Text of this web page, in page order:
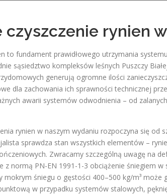
czyszczenie rynien
to fundament prawidłowego utrzymania
sąsiedztwo kompleksów leśnych Puszczy
generują ogromne ilości
dla zachowania ich sprawności technicznej
awarii systemów odwodnienia – od
rynien w naszym wydaniu rozpoczyna się od
sprawdza stan wszystkich elementów –
Zwracamy szczególną uwagę na
z normą PN-EN 1991-1-3 obciążenie śniegiem
mokrym śniegu o gęstości 400–500 kg/m³ może
w przypadku systemów stalowych,